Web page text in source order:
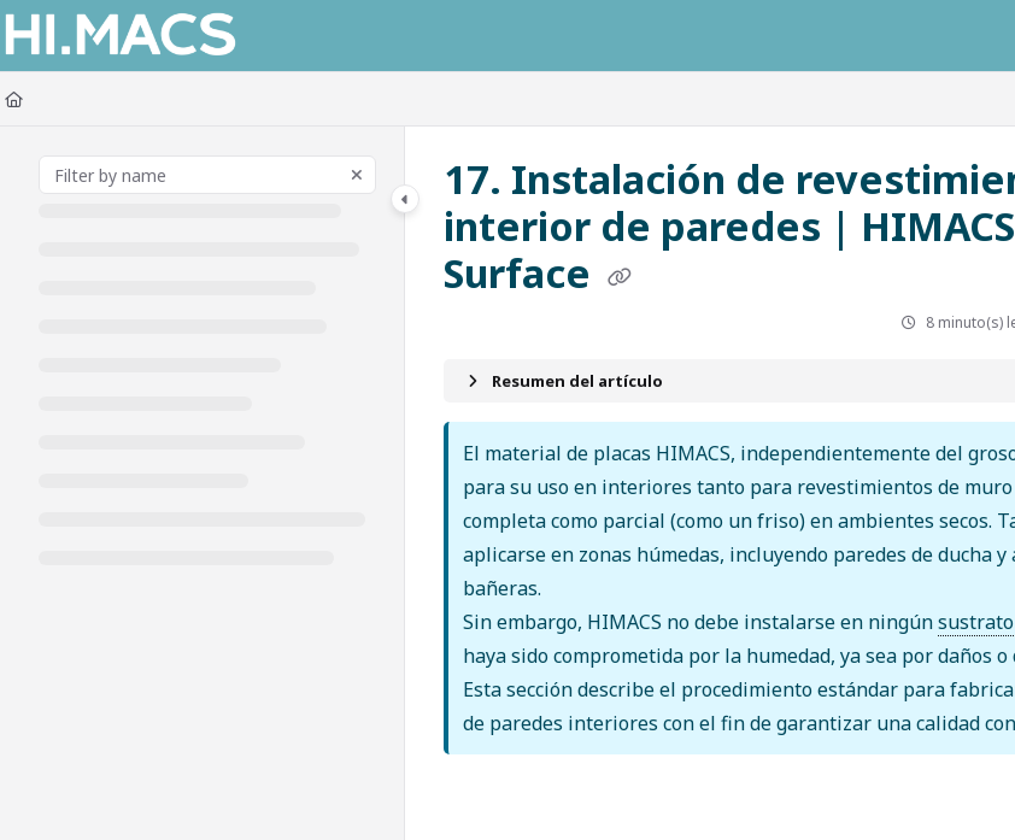
Documentation Index
Fetch the complete documentation index at:
Use this file to discover all available pages before exploring further.
17. Instalación de
interior de paredes |
Surface
8 minuto(s)
Resumen del artículo
El material de placas HIMACS, independientemente del
para su uso en interiores tanto para revestimientos de
completa como parcial (como un friso) en ambientes secos.
aplicarse en zonas húmedas, incluyendo paredes de ducha y
bañeras.
Sin embargo, HIMACS no debe instalarse en ningúnsustrato
haya sido comprometida por la humedad, ya sea por daños o
Esta sección describe el procedimiento estándar para
de paredes interiores con el fin de garantizar una calidad